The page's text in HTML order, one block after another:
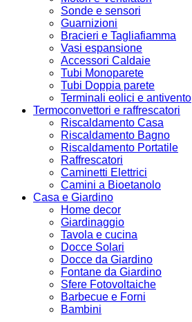
Sonde e sensori
Guarnizioni
Bracieri e Tagliafiamma
Vasi espansione
Accessori Caldaie
Tubi Monoparete
Tubi Doppia parete
Terminali eolici e antivento
Termoconvettori e raffrescatori
Riscaldamento Casa
Riscaldamento Bagno
Riscaldamento Portatile
Raffrescatori
Caminetti Elettrici
Camini a Bioetanolo
Casa e Giardino
Home decor
Giardinaggio
Tavola e cucina
Docce Solari
Docce da Giardino
Fontane da Giardino
Sfere Fotovoltaiche
Barbecue e Forni
Bambini